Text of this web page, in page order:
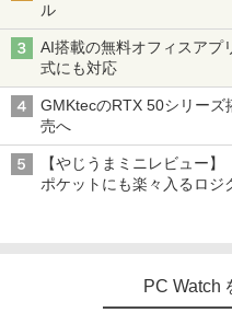
ル
AI搭載の無料オフィスアプ
式にも対応
GMKtecのRTX 50シリーズ
売へ
【やじうまミニレビュー】
ポケットにも楽々入るロジ
PC Watch